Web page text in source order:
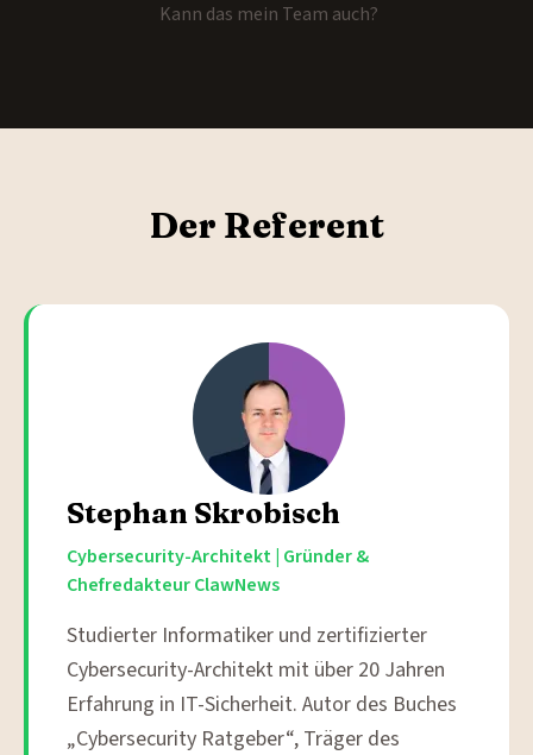
Kann das mein Team auch?
Der Referent
Stephan Skrobisch
Cybersecurity-Architekt | Gründer &
Chefredakteur ClawNews
Studierter Informatiker und zertifizierter
Cybersecurity-Architekt mit über 20 Jahren
Erfahrung in IT-Sicherheit. Autor des Buches
„Cybersecurity Ratgeber“, Träger des